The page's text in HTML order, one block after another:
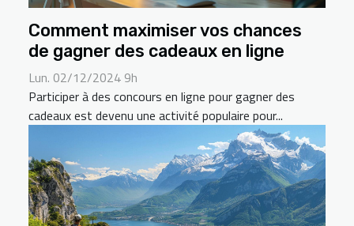
Comment maximiser vos chances
de gagner des cadeaux en ligne
Lun. 02/12/2024 9h
Participer à des concours en ligne pour gagner des
cadeaux est devenu une activité populaire pour...